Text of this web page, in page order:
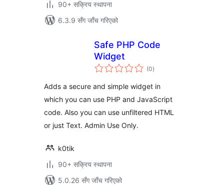
90+ सक्रिय स्थापना
6.3.9 सँग जाँच गरिएको
Safe PHP Code
Widget
(0कुल
रेटिङ्गहरू
)
Adds a secure and simple widget in
which you can use PHP and JavaScript
code. Also you can use unfiltered HTML
or just Text. Admin Use Only.
k0tik
90+ सक्रिय स्थापना
5.0.26 सँग जाँच गरिएको